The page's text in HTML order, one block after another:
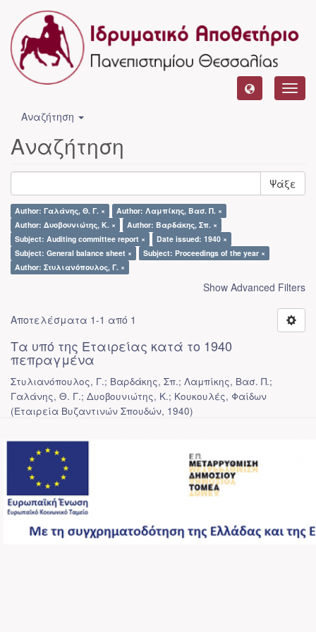
Αναζήτηση
Αναζήτηση
Ψάξε
Author: Γαλάνης, Θ. Γ. ×
Author: Λαμπίκης, Βασ. Π. ×
Author: Δυοβουνιώτης, Κ. ×
Author: Βαρδάκης, Σπ. ×
Subject: Auditing committee report ×
Date issued: 1940 ×
Subject: General balance sheet ×
Subject: Proceedings of the year ×
Author: Στυλιανόπουλος, Γ. ×
Show Advanced Filters
Αποτελέσματα 1-1 από 1
Τα υπό της Εταιρείας κατά το 1940
πεπραγμένα
Στυλιανόπουλος, Γ.; Βαρδάκης, Σπ.; Λαμπίκης, Βασ. Π.;
Γαλάνης, Θ. Γ.; Δυοβουνιώτης, Κ.; Κουκουλές, Φαίδων
(Εταιρεία Βυζαντινών Σπουδών, 1940)